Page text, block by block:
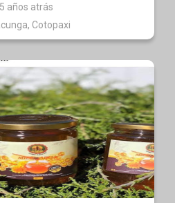
5 años atrás
Cotopaxi